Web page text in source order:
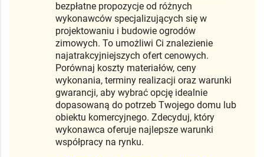
bezpłatne propozycje od różnych
wykonawców specjalizujących się w
projektowaniu i budowie ogrodów
zimowych. To umożliwi Ci znalezienie
najatrakcyjniejszych ofert cenowych.
Porównaj koszty materiałów, ceny
wykonania, terminy realizacji oraz warunki
gwarancji, aby wybrać opcję idealnie
dopasowaną do potrzeb Twojego domu lub
obiektu komercyjnego. Zdecyduj, który
wykonawca oferuje najlepsze warunki
współpracy na rynku.